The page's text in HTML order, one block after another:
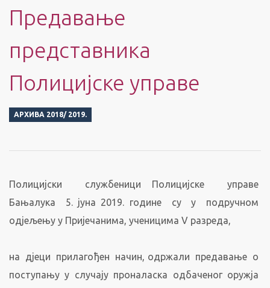
Предавање
представника
Полицијске управе
АРХИВА 2018/ 2019.
Полицијски службеници Полицијске управе
Бањалука 5. јуна 2019. године су у подручном
одјељењу у Пријечанима, ученицима V разреда,
на дјеци прилагођен начин, одржали предавање о
поступању у случају проналаска одбаченог оружја